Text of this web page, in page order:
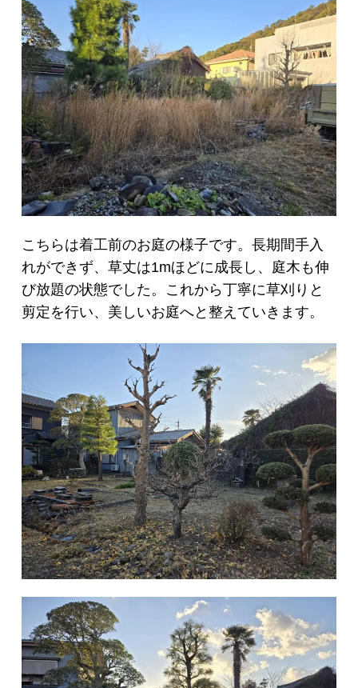
こちらは着工前のお庭の様子です。長期間手入
れができず、草丈は1mほどに成長し、庭木も伸
び放題の状態でした。これから丁寧に草刈りと
剪定を行い、美しいお庭へと整えていきます。